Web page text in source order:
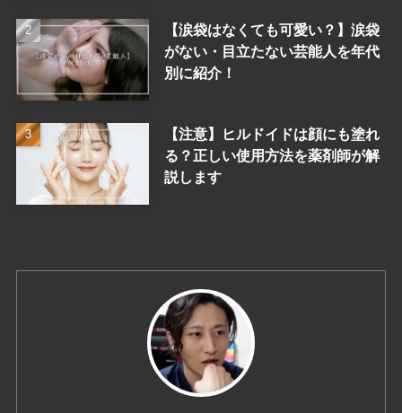
【涙袋はなくても可愛い？】涙袋
がない・目立たない芸能人を年代
別に紹介！
【注意】ヒルドイドは顔にも塗れ
る？正しい使用方法を薬剤師が解
説します